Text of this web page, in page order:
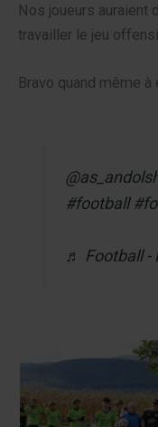
Nos joueurs auraient
travailler le jeu
Bravo quand même
#football
♬ Football -